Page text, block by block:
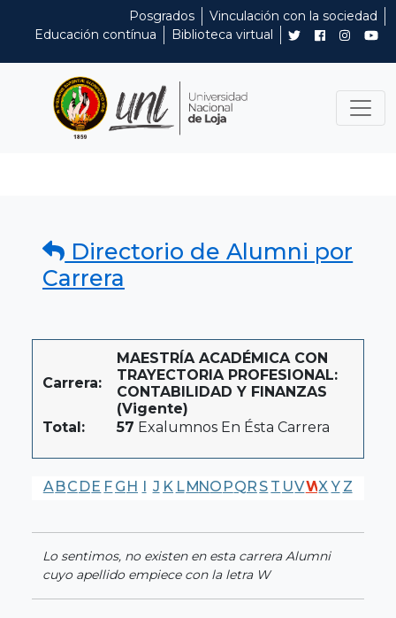
Posgrados
Vinculación con la sociedad
Educación contínua
Biblioteca virtual
Directorio de Alumni por
Carrera
Carrera:
MAESTRÍA ACADÉMICA CON
TRAYECTORIA PROFESIONAL:
CONTABILIDAD Y FINANZAS
(Vigente)
Total:
57 Exalumnos En Ésta Carrera
A BC DE F G H I J K LMNO PQR S T UVWX Y Z
Lo sentimos, no existen en esta carrera Alumni
cuyo apellido empiece con la letra W